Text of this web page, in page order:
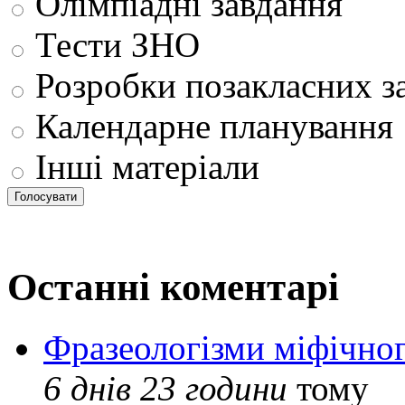
Тести ЗНО
Розробки позакласних
Календарне планування
Інші матеріали
Останні коментарі
Фразеологізми
6 днів 23 години тому